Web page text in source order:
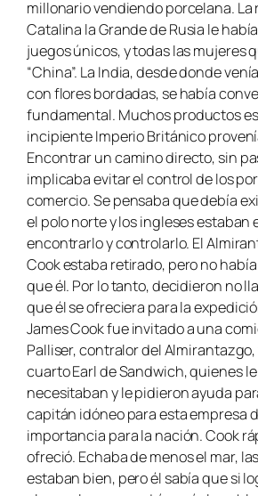
millonario vendiendo porcelana. La
Catalina la Grande de Rusia le
juegos únicos, y todas las mujeres
“China”. La India, desde donde
con flores bordadas, se había
fundamental. Muchos productos
incipiente Imperio Británico
Encontrar un camino directo, sin
implicaba evitar el control de los
comercio. Se pensaba que debía
el polo norte y los ingleses estaban
encontrarlo y controlarlo. El
Cook estaba retirado, pero no
que él. Por lo tanto, decidieron no
que él se ofreciera para la
James Cook fue invitado a una
Palliser, contralor del
cuarto Earl de Sandwich, quienes
necesitaban y le pidieron ayuda
capitán idóneo para esta empresa
importancia para la nación. Cook
ofreció. Echaba de menos el mar,
estaban bien, pero él sabía que si